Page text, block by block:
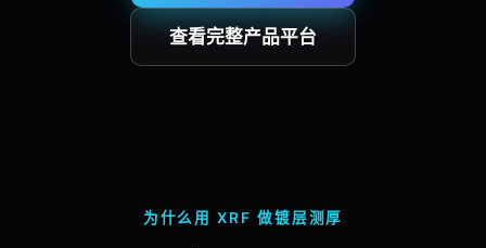
查看完整产品平台
为什么用 XRF 做镀层测厚